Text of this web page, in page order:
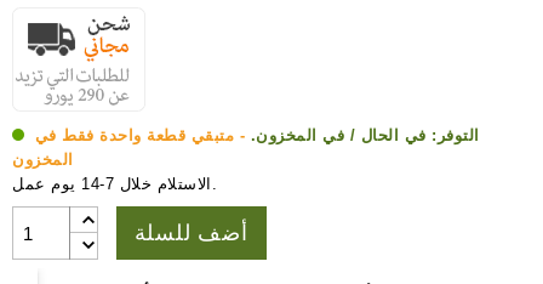
التوفر: في الحال / في المخزون. - متبقي قطعة واحدة فقط في
المخزون
الاستلام خلال 7-14 يوم عمل.
أضف للسلة